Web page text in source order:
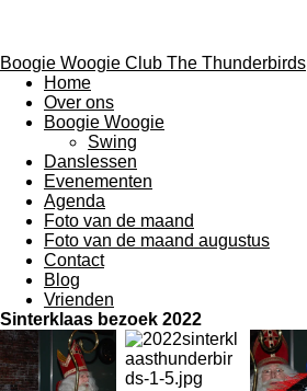
Boogie Woogie Club The Thunderbirds
Home
Over ons
Boogie Woogie
Swing
Danslessen
Evenementen
Agenda
Foto van de maand
Foto van de maand augustus
Contact
Blog
Vrienden
Sinterklaas bezoek 2022